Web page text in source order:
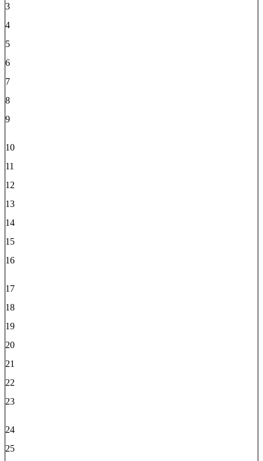
3
4
5
6
7
8
9
10
11
12
13
14
15
16
17
18
19
20
21
22
23
24
25